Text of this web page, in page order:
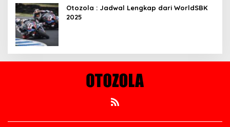
Otozola : Jadwal Lengkap dari WorldSBK
2025